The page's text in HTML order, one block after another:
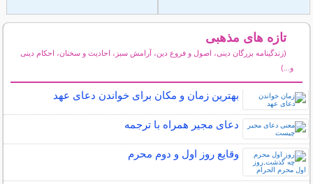
تازه های مذهبی
(زندگینامه بزرگان دینی، اصول و فروع دین، آرامش سبز، احادیث و سخنان، احکام دینی
و...)
بهترین زمان و مکان برای خواندن دعای عهد
دعای مجیر همراه با ترجمه
وقایع روز اول و دوم محرم